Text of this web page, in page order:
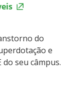
do
e
seu câmpus.